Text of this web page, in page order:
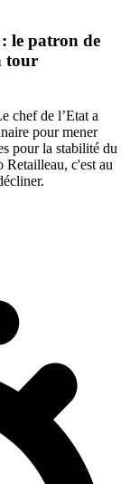
le patron de
tour
chef de l’Etat a
pour mener
pour la stabilité du
Retailleau, c'est au